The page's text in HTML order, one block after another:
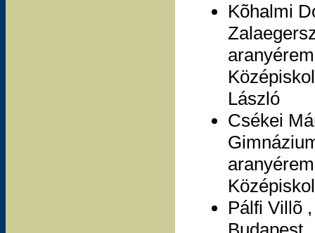
Kõhalmi
László
Csékei
Pálfi Villõ